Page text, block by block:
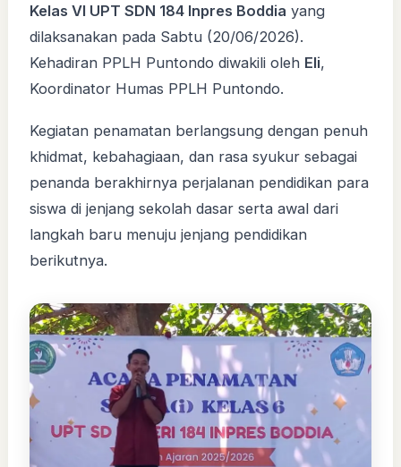
Kelas VI UPT SDN 184 Inpres Boddia yang
dilaksanakan pada Sabtu (20/06/2026).
Kehadiran PPLH Puntondo diwakili oleh Eli,
Koordinator Humas PPLH Puntondo.
Kegiatan penamatan berlangsung dengan penuh
khidmat, kebahagiaan, dan rasa syukur sebagai
penanda berakhirnya perjalanan pendidikan para
siswa di jenjang sekolah dasar serta awal dari
langkah baru menuju jenjang pendidikan
berikutnya.